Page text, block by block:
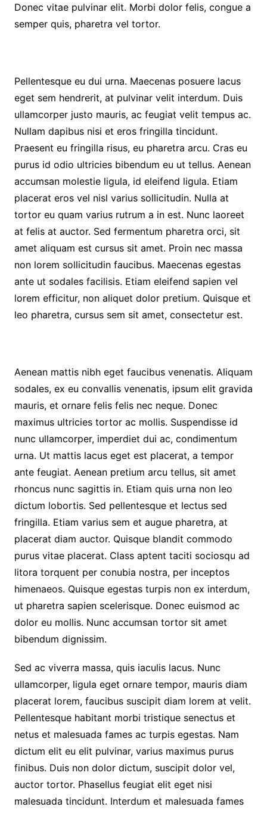
Donec vitae pulvinar elit. Morbi dolor felis, congue a
semper quis, pharetra vel tortor.
Pellentesque eu dui urna. Maecenas posuere lacus
eget sem hendrerit, at pulvinar velit interdum. Duis
ullamcorper justo mauris, ac feugiat velit tempus ac.
Nullam dapibus nisi et eros fringilla tincidunt.
Praesent eu fringilla risus, eu pharetra arcu. Cras eu
purus id odio ultricies bibendum eu ut tellus. Aenean
accumsan molestie ligula, id eleifend ligula. Etiam
placerat eros vel nisl varius sollicitudin. Nulla at
tortor eu quam varius rutrum a in est. Nunc laoreet
at felis at auctor. Sed fermentum pharetra orci, sit
amet aliquam est cursus sit amet. Proin nec massa
non lorem sollicitudin faucibus. Maecenas egestas
ante ut sodales facilisis. Etiam eleifend sapien vel
lorem efficitur, non aliquet dolor pretium. Quisque et
leo pharetra, cursus sem sit amet, consectetur est.
Aenean mattis nibh eget faucibus venenatis. Aliquam
sodales, ex eu convallis venenatis, ipsum elit gravida
mauris, et ornare felis felis nec neque. Donec
maximus ultricies tortor ac mollis. Suspendisse id
nunc ullamcorper, imperdiet dui ac, condimentum
urna. Ut mattis lacus eget est placerat, a tempor
ante feugiat. Aenean pretium arcu tellus, sit amet
rhoncus nunc sagittis in. Etiam quis urna non leo
dictum lobortis. Sed pellentesque et lectus sed
fringilla. Etiam varius sem et augue pharetra, at
placerat diam auctor. Quisque blandit commodo
purus vitae placerat. Class aptent taciti sociosqu ad
litora torquent per conubia nostra, per inceptos
himenaeos. Quisque egestas turpis non ex interdum,
ut pharetra sapien scelerisque. Donec euismod ac
dolor eu mollis. Nunc accumsan tortor sit amet
bibendum dignissim.
Sed ac viverra massa, quis iaculis lacus. Nunc
ullamcorper, ligula eget ornare tempor, mauris diam
placerat lorem, faucibus suscipit diam lorem at velit.
Pellentesque habitant morbi tristique senectus et
netus et malesuada fames ac turpis egestas. Nam
dictum elit eu elit pulvinar, varius maximus purus
finibus. Duis non dolor dictum, suscipit dolor vel,
auctor tortor. Phasellus feugiat elit eget nisi
malesuada tincidunt. Interdum et malesuada fames